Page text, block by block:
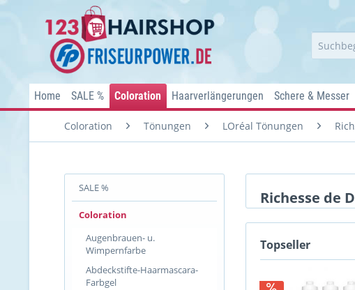
Home SALE % Coloration Haarverlängerungen Schere & Messer
Coloration Tönungen LOréal Tönungen
SALE %
Coloration
Augenbrauen- u.
Wimpernfarbe
Abdeckstifte-Haarmascara-
Farbgel
Richesse de
Topseller